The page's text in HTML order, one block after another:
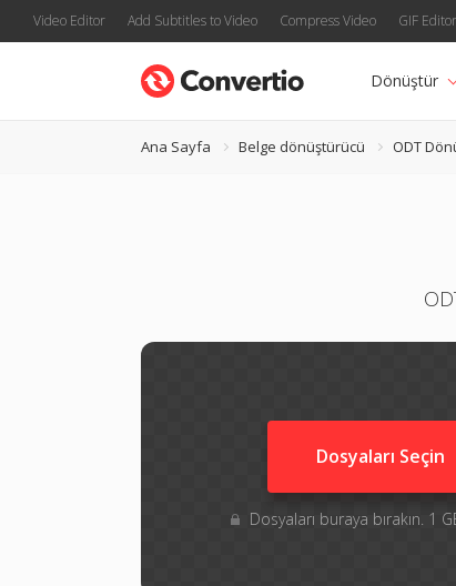
Video Editor Add Subtitles to Video Compress Video GIF Editor
Dönüştür
Ana Sayfa Belge dönüştürücü ODT
Dosyaları Seçin
Dosyaları buraya bırakın. 1